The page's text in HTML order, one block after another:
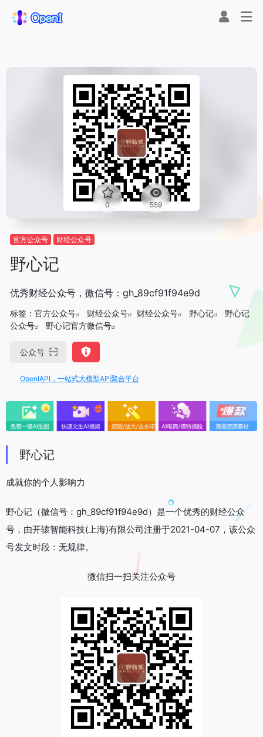
0 559
官方公众号 财经公众号
野心记
优秀财经公众号，微信号：gh_89cf91f94e9d
标签： 官方公众号 财经公众号 财经公众号 野心记
野心记
公众号
野心记官方微信号
公众号
OpenIAPI，一站式大模型API聚合平台
野心记
成就你的个人影响力
野心记（微信号：gh_89cf91f94e9d）是一个优秀的财经公众
号，由开辕智能科技(上海)有限公司注册于2021-04-07，该公众
号发文时段：无规律。
微信扫一扫关注公众号